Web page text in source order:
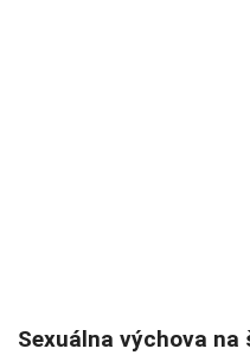
Sexuálna výchova na